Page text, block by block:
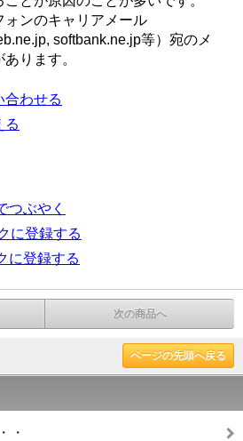
ォンのキャリアメール
softbank.ne.jp等）宛のメ
ります。
合わせる
る
つぶやく
に登録する
に登録する
次の商品へ
ページの先頭へ戻る
・